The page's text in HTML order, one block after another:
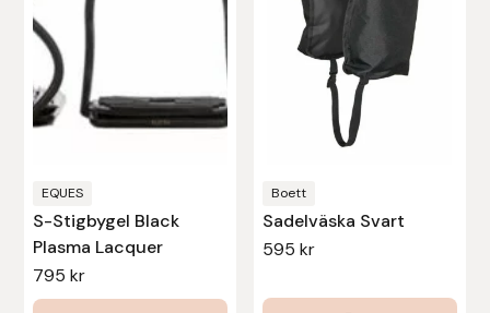
EQUES
S-Stigbygel Black
Plasma Lacquer
795kr
Boett
Sadelväska Svart
595 kr